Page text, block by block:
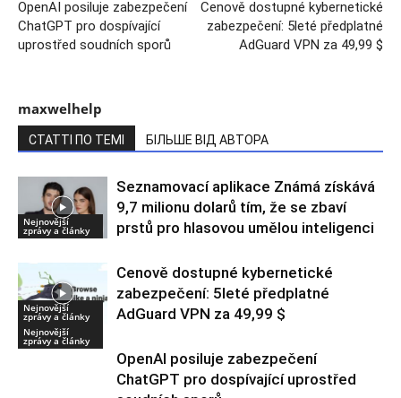
OpenAI posiluje zabezpečení
ChatGPT pro dospívající
uprostřed soudních sporů
Cenově dostupné kybernetické
zabezpečení: 5leté předplatné
AdGuard VPN za 49,99 $
maxwelhelp
СТАТТІ ПО ТЕМІ БІЛЬШЕ ВІД АВТОРА
Nejnovější
zprávy a články
Seznamovací aplikace Známá získává
9,7 milionu dolarů tím, že se zbaví
prstů pro hlasovou umělou inteligenci
Nejnovější
zprávy a články
Cenově dostupné kybernetické
zabezpečení: 5leté předplatné
AdGuard VPN za 49,99 $
Nejnovější
zprávy a články
OpenAI posiluje zabezpečení
ChatGPT pro dospívající uprostřed